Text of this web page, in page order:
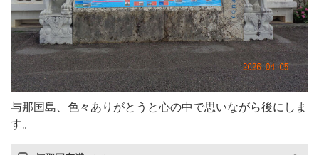
与那国島、色々ありがとうと心の中で思いながら後にしま
す。